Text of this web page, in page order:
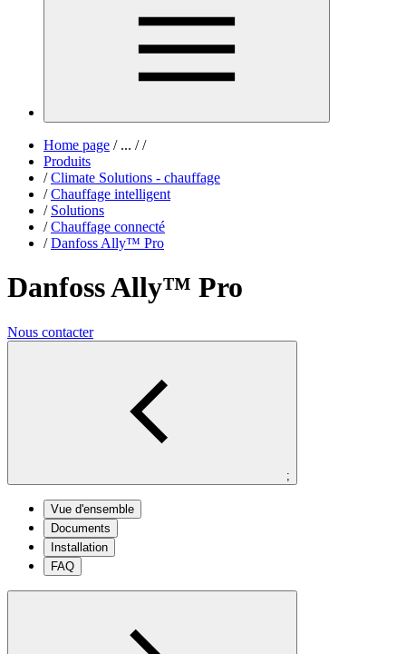
Home page /... / /
Produits
/ Climate Solutions - chauffage
/ Chauffage intelligent
/ Solutions
/ Chauffage connecté
/ Danfoss Ally™ Pro
Danfoss Ally™ Pro
Nous contacter
;
Vue d'ensemble
Documents
Installation
FAQ